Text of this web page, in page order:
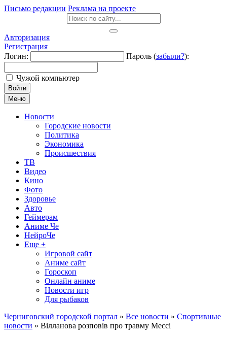
Письмо редакции Реклама на проекте
Авторизация
Регистрация
Логин:
Пароль (забыли?):
Чужой компьютер
Войти
Меню
Новости
Городские новости
Политика
Экономика
Происшествия
ТВ
Видео
Кино
Фото
Здоровье
Авто
Геймерам
Аниме Че
НейроЧе
Еще +
Игровой сайт
Аниме сайт
Гороскоп
Онлайн аниме
Новости игр
Для рыбаков
Черниговский городской портал » Все новости » Спортивные
новости » Вілланова розповів про травму Мессі